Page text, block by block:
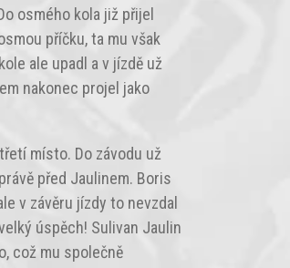
osmého kola již přijel
příčku, ta mu však
ale upadl a v jízdě už
nakonec projel jako
místo. Do závodu už
před Jaulinem. Boris
v závěru jízdy to nevzdal
úspěch! Sulivan Jaulin
což mu společně